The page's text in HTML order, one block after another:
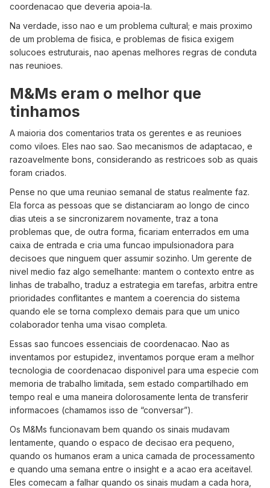
coordenacao que deveria apoia-la.
Na verdade, isso nao e um problema cultural; e mais proximo
de um problema de fisica, e problemas de fisica exigem
solucoes estruturais, nao apenas melhores regras de conduta
nas reunioes.
M&Ms eram o melhor que
tinhamos
A maioria dos comentarios trata os gerentes e as reunioes
como viloes. Eles nao sao. Sao mecanismos de adaptacao, e
razoavelmente bons, considerando as restricoes sob as quais
foram criados.
Pense no que uma reuniao semanal de status realmente faz.
Ela forca as pessoas que se distanciaram ao longo de cinco
dias uteis a se sincronizarem novamente, traz a tona
problemas que, de outra forma, ficariam enterrados em uma
caixa de entrada e cria uma funcao impulsionadora para
decisoes que ninguem quer assumir sozinho. Um gerente de
nivel medio faz algo semelhante: mantem o contexto entre as
linhas de trabalho, traduz a estrategia em tarefas, arbitra entre
prioridades conflitantes e mantem a coerencia do sistema
quando ele se torna complexo demais para que um unico
colaborador tenha uma visao completa.
Essas sao funcoes essenciais de coordenacao. Nao as
inventamos por estupidez, inventamos porque eram a melhor
tecnologia de coordenacao disponivel para uma especie com
memoria de trabalho limitada, sem estado compartilhado em
tempo real e uma maneira dolorosamente lenta de transferir
informacoes (chamamos isso de “conversar”).
Os M&Ms funcionavam bem quando os sinais mudavam
lentamente, quando o espaco de decisao era pequeno,
quando os humanos eram a unica camada de processamento
e quando uma semana entre o insight e a acao era aceitavel.
Eles comecam a falhar quando os sinais mudam a cada hora,